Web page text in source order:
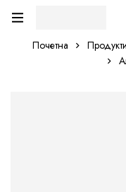
Почетна Продукти